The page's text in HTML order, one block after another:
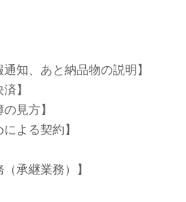
知、あと納品物の説明】
】
見方】
よる契約】
承継業務）】